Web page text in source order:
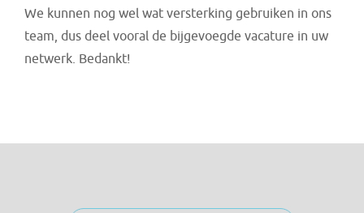
We kunnen nog wel wat versterking gebruiken in ons
team, dus deel vooral de bijgevoegde vacature in uw
netwerk. Bedankt!